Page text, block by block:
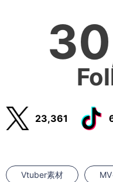
23,361
Vtuber素材